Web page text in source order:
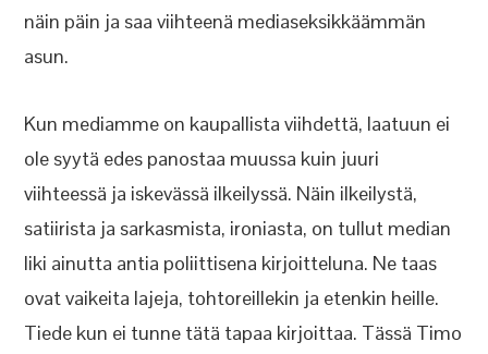
näin päin ja saa viihteenä mediaseksikkäämmän
asun.
Kun mediamme on kaupallista viihdettä, laatuun ei
ole syytä edes panostaa muussa kuin juuri
viihteessä ja iskevässä ilkeilyssä. Näin ilkeilystä,
satiirista ja sarkasmista, ironiasta, on tullut median
liki ainutta antia poliittisena kirjoitteluna. Ne taas
ovat vaikeita lajeja, tohtoreillekin ja etenkin heille.
Tiede kun ei tunne tätä tapaa kirjoittaa. Tässä Timo